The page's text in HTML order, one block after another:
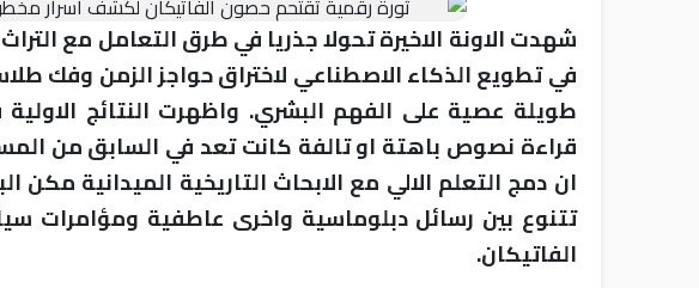
شهدت الاونة الاخيرة تحولا جذريا في طرق التعامل مع
في تطويع الذكاء الاصطناعي لاختراق حواجز الزمن وفك
طويلة عصية على الفهم البشري. واظهرت النتائج
قراءة نصوص باهتة او تالفة كانت تعد في السابق من
ان دمج التعلم الالي مع الابحاث التاريخية الميدانية مكن
تتنوع بين رسائل دبلوماسية واخرى عاطفية ومؤامرات
الفاتيكان.